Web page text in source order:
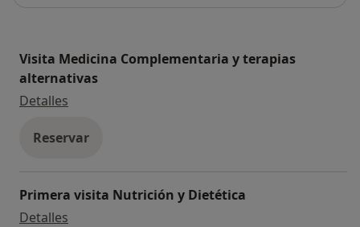
Visita Medicina Complementaria y terapias
alternativas
Detalles
Reservar
Primera visita Nutrición y Dietética
Detalles